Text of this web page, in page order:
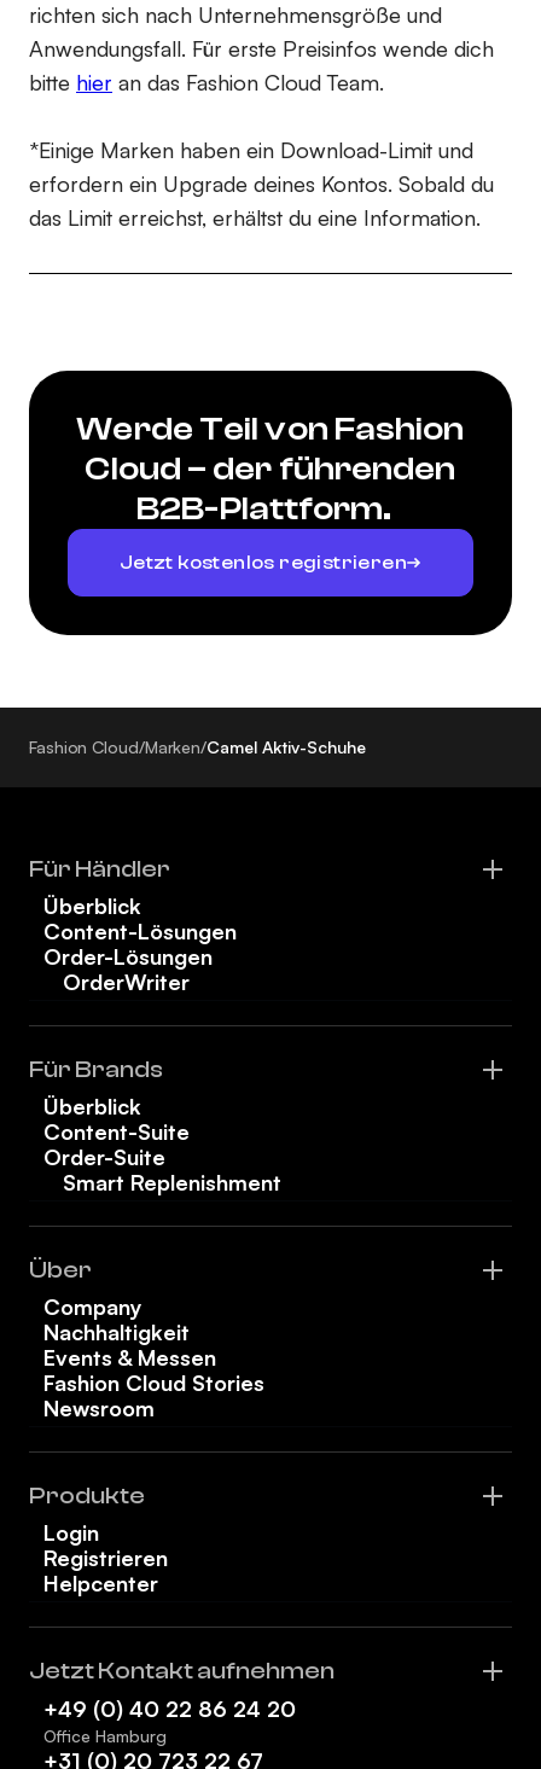
richten sich nach Unternehmensgröße und
Anwendungsfall. Für erste Preisinfos wende dich
bitte hier an das Fashion Cloud Team.
*Einige Marken haben ein Download-Limit und
erfordern ein Upgrade deines Kontos. Sobald du
das Limit erreichst, erhältst du eine Information.
Werde Teil von Fashion
Cloud – der führenden
B2B-Plattform.
Jetzt kostenlos registrieren
Fashion Cloud/Marken/Camel Aktiv-Schuhe
Für Händler
Überblick
Content-Lösungen
Order-Lösungen
OrderWriter
Für Brands
Überblick
Content-Suite
Order-Suite
Smart Replenishment
Über
Company
Nachhaltigkeit
Events & Messen
Fashion Cloud Stories
Newsroom
Produkte
Login
Registrieren
Helpcenter
Jetzt Kontakt aufnehmen
+49 (0) 40 22 86 24 20
Office Hamburg
+31 (0) 20 723 22 67